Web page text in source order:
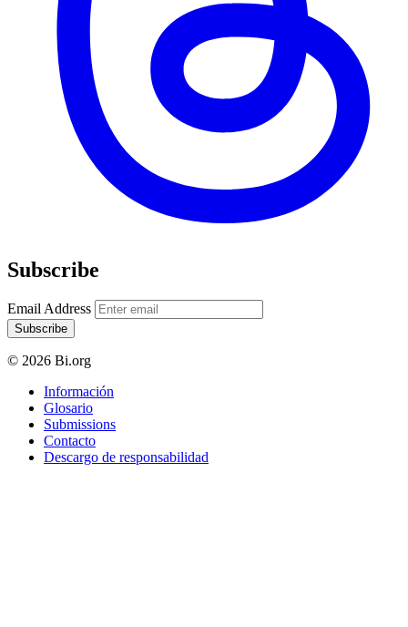
Subscribe
Email Address
Subscribe
© 2026 Bi.org
Información
Glosario
Submissions
Contacto
Descargo de responsabilidad